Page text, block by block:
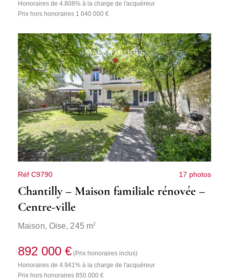
Honoraires de 4.808% à la charge de l'acquéreur
Prix hors honoraires 1 040 000 €
Réf C9790 17 photos
Chantilly – Maison familiale rénovée –
Centre-ville
Maison, Oise, 245 m2
892 000 € (Prix honoraires inclus)
Honoraires de 4.941% à la charge de l'acquéreur
Prix hors honoraires 850 000 €